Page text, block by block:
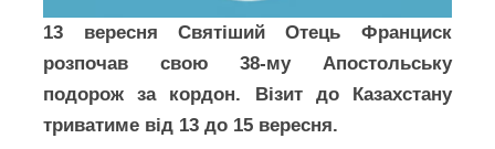
13 вересня Святіший Отець Франциск
розпочав свою 38-му Апостольську
подорож за кордон. Візит до Казахстану
триватиме від 13 до 15 вересня.